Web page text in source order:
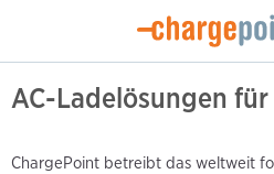
AC-Ladelösungen
ChargePoint betreibt das weltweit